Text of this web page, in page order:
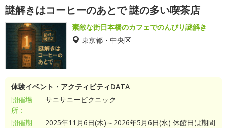
謎解きはコーヒーのあとで 謎の多い喫茶店
素敵な街日本橋のカフェでのんびり謎解き
東京都・中央区
体験イベント・アクティビティDATA
開催場
所：
サニサニーピクニック
開催期
2025年11月6日(木)～2026年5月6日(水) 休館日は期間